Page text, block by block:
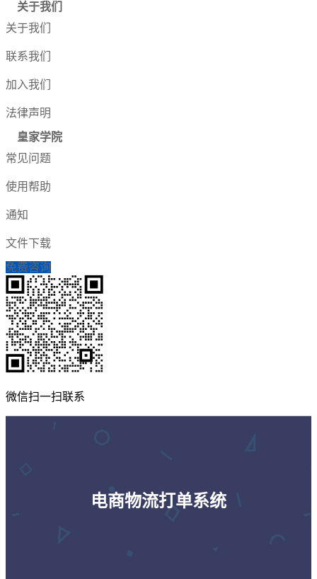
关于我们
关于我们
联系我们
加入我们
法律声明
皇家学院
常见问题
使用帮助
通知
文件下载
免费咨询
微信扫一扫联系
电商物流打单系统